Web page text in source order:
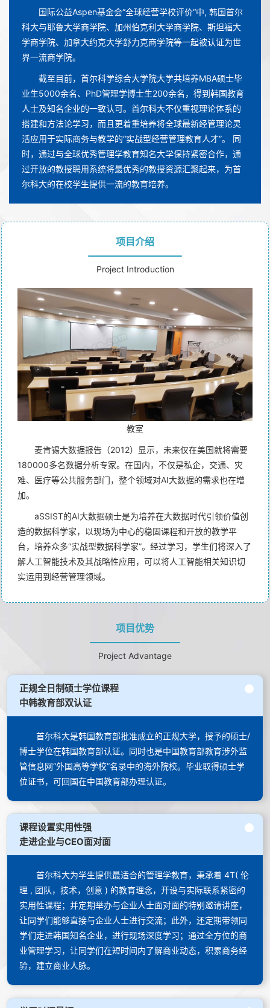
国际公益Aspen基金会“全球经营学校评价“中, 韩国首尔
科大与耶鲁大学商学院、加州伯克利大学商学院、斯坦福大
学商学院、加拿大约克大学舒力克商学院等一起被认证为世
界一流商学院。
截至目前，首尔科学综合大学院大学共培养MBA硕士毕
业生5000余名、PhD管理学博士生200余名，得到韩国教育
人士及知名企业的一致认可。首尔科大不仅重视理论体系的
搭建和方法论学习，而且更着重培养将全球最新经管理论灵
活应用于实际商务与教学的“实战型经营管理教育人才”。 同
时，通过与全球优秀管理学教育知名大学保持紧密合作，通
过开放的教授聘用系统将最优秀的教授资源汇聚起来，为首
尔科大的在校学生提供一流的教育培养。
Project Introduction
项目介绍
教室
麦肯锡大数据报告（2012）显示，未来仅在美国就将需要
180000多名数据分析专家。在国内，不仅是私企，交通、灾
难、医疗等公共服务部门，整个领域对AI大数据的需求也在增
加。
aSSIST的AI大数据硕士是为培养在大数据时代引领价值创
造的数据科学家，以现场为中心的稳固课程和开放的教学平
台，培养众多“实战型数据科学家”。经过学习，学生们将深入了
解人工智能技术及其战略性应用，可以将人工智能相关知识切
实运用到经营管理领域。
Project Advantage
项目优势
正规全日制硕士学位课程
中韩教育部双认证
首尔科大是韩国教育部批准成立的正规大学，授予的硕士/
博士学位在韩国教育部认证。同时也是中国教育部教育涉外监
管信息网“外国高等学校”名录中的海外院校。毕业取得硕士学
位证书，可回国在中国教育部办理认证。
课程设置实用性强
走进企业与CEO面对面
首尔科大为学生提供最适合的管理学教育，秉承着 4T( 伦
理 , 团队，技术，创意 ) 的教育理念，开设与实际联系紧密的
实用性课程；并定期举办与企业人士面对面的特别邀请讲座，
让同学们能够直接与企业人士进行交流；此外，还定期带领同
学们走进韩国知名企业，进行现场深度学习；通过全方位的商
业管理学习，让同学们在短时间内了解商业动态，积累商务经
验，建立商业人脉。